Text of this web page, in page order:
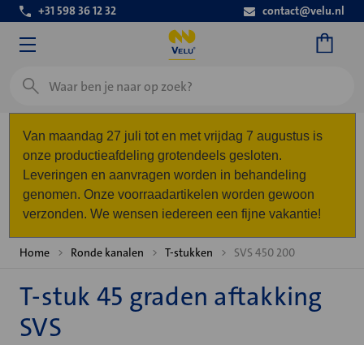
+31 598 36 12 32 contact@velu.nl
Zoeken
Van maandag 27 juli tot en met vrijdag 7 augustus is
onze productieafdeling grotendeels gesloten.
Leveringen en aanvragen worden in behandeling
genomen. Onze voorraadartikelen worden gewoon
verzonden. We wensen iedereen een fijne vakantie!
Home Ronde kanalen T-stukken SVS 450 200
T-stuk 45 graden aftakking
SVS